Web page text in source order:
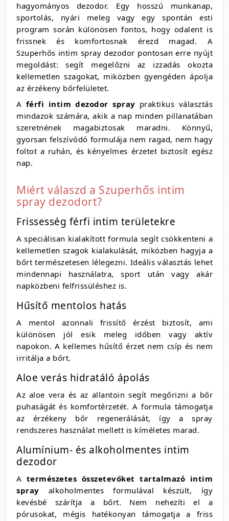
hagyományos dezodor. Egy hosszú munkanap,
sportolás, nyári meleg vagy egy spontán esti
program során különösen fontos, hogy odalent is
frissnek és komfortosnak érezd magad. A
Szuperhős intim spray dezodor pontosan erre nyújt
megoldást: segít megelőzni az izzadás okozta
kellemetlen szagokat, miközben gyengéden ápolja
az érzékeny bőrfelületet.
A férfi intim dezodor spray praktikus választás
mindazok számára, akik a nap minden pillanatában
szeretnének magabiztosak maradni. Könnyű,
gyorsan felszívódó formulája nem ragad, nem hagy
foltot a ruhán, és kényelmes érzetet biztosít egész
nap.
Miért válaszd a Szuperhős intim
spray dezodort?
Frissesség férfi intim területekre
A speciálisan kialakított formula segít csökkenteni a
kellemetlen szagok kialakulását, miközben hagyja a
bőrt természetesen lélegezni. Ideális választás lehet
mindennapi használatra, sport után vagy akár
napközbeni felfrissüléshez is.
Hűsítő mentolos hatás
A mentol azonnali frissítő érzést biztosít, ami
különösen jól esik meleg időben vagy aktív
napokon. A kellemes hűsítő érzet nem csíp és nem
irritálja a bőrt.
Aloe verás hidratáló ápolás
Az aloe vera és az allantoin segít megőrizni a bőr
puhaságát és komfortérzetét. A formula támogatja
az érzékeny bőr regenerálását, így a spray
rendszeres használat mellett is kíméletes marad.
Alumínium- és alkoholmentes intim
dezodor
A természetes összetevőket tartalmazó intim
spray alkoholmentes formulával készült, így
kevésbé szárítja a bőrt. Nem nehezíti el a
pórusokat, mégis hatékonyan támogatja a friss